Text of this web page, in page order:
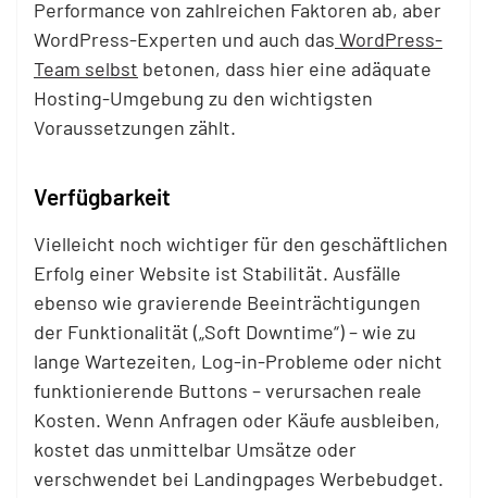
Performance von zahlreichen Faktoren ab, aber
WordPress-Experten und auch das WordPress-
Team selbst betonen, dass hier eine adäquate
Hosting-Umgebung zu den wichtigsten
Voraussetzungen zählt.
Verfügbarkeit
Vielleicht noch wichtiger für den geschäftlichen
Erfolg einer Website ist Stabilität. Ausfälle
ebenso wie gravierende Beeinträchtigungen
der Funktionalität („Soft Downtime“) – wie zu
lange Wartezeiten, Log-in-Probleme oder nicht
funktionierende Buttons – verursachen reale
Kosten. Wenn Anfragen oder Käufe ausbleiben,
kostet das unmittelbar Umsätze oder
verschwendet bei Landingpages Werbebudget.